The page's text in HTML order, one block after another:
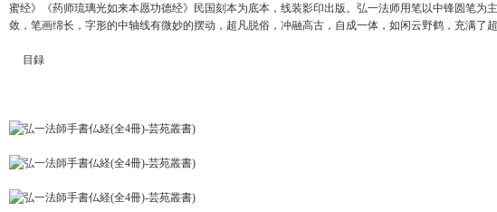
蜜经》《药师琉璃光如来本愿功德经》民国刻本为底本，线装影印出版。弘一法师用笔以中锋圆笔为
敛，笔画绵长，字形的中轴线有微妙的摆动，超凡脱俗，冲融高古，自成一体，如闲云野鹤，充满了
目録